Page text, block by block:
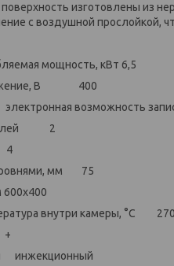
поверхность изготовлены из
с воздушной прослойкой,
мощность, кВт 6,5
В 400
возможность
2
4
мм 75
600х400
внутри камеры, °С 270
+
инжекционный